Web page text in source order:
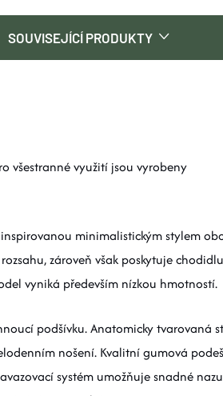
SOUVISEJÍCÍ PRODUKTY
všestranné využití jsou vyrobeny
minimalistickým stylem
zároveň však poskytuje chodidlu
vyniká především nízkou hmotností.
podšívku. Anatomicky tvarovaná
nošení. Kvalitní gumová
systém umožňuje snadné